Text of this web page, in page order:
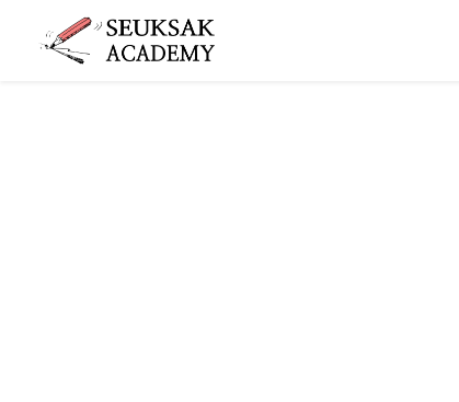
그림 그리는 사람들이 모이는 공간 슥삭화실